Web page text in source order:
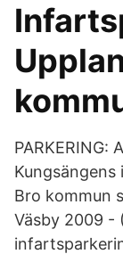
Bro kommun
Väsby 2009 -